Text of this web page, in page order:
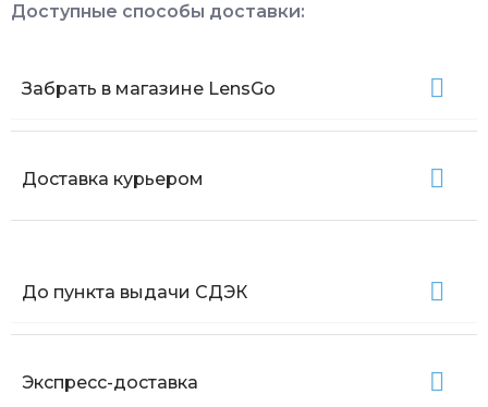
Доступные способы доставки:
Забрать в магазине LensGo
Доставка курьером
До пункта выдачи СДЭК
Экспресс-доставка